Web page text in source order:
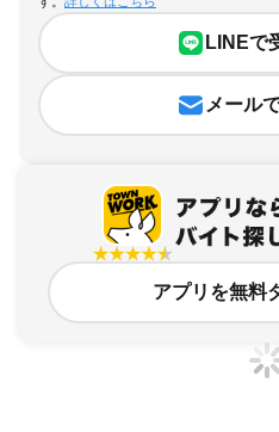
LINEで
メール
アプリを無料